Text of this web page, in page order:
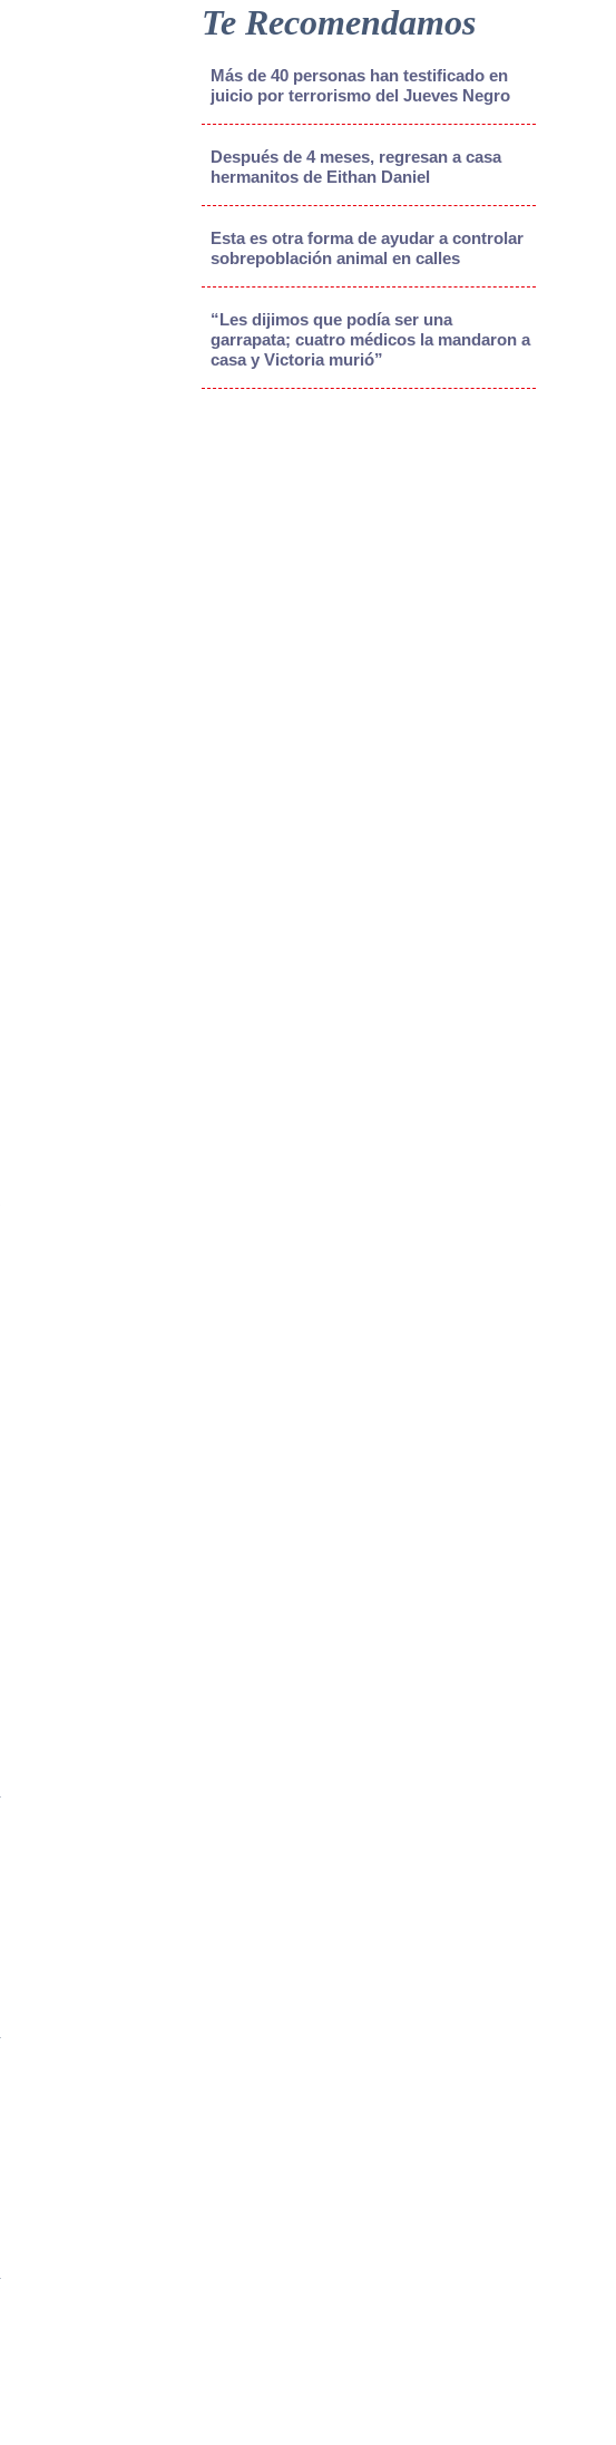
Te Recomendamos
Más de 40 personas han testificado en
juicio por terrorismo del Jueves Negro
Después de 4 meses, regresan a casa
hermanitos de Eithan Daniel
Esta es otra forma de ayudar a controlar
sobrepoblación animal en calles
“Les dijimos que podía ser una
garrapata; cuatro médicos la mandaron a
casa y Victoria murió”